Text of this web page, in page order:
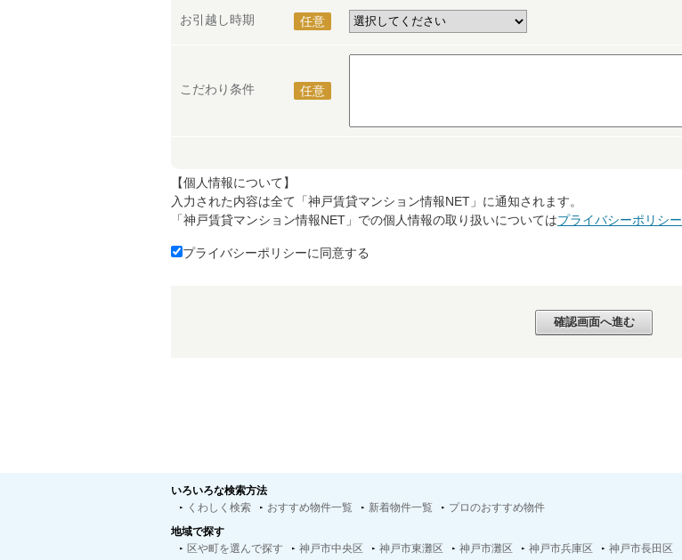
お引越し時期 任意
こだわり条件 任意
【個人情報について】
入力された内容は全て「神戸賃貸マンション情報NET」に通知されます。
「神戸賃貸マンション情報NET」での個人情報の取り扱いについてはプライバシーポリシー
プライバシーポリシーに同意する
いろいろな検索方法
くわしく検索
おすすめ物件一覧 新着物件一覧
プロのおすすめ物件
地域で探す
区や町を選んで探す
神戸市中央区 神戸市東灘区 神戸市灘区 神戸市兵庫区 神戸市長田区